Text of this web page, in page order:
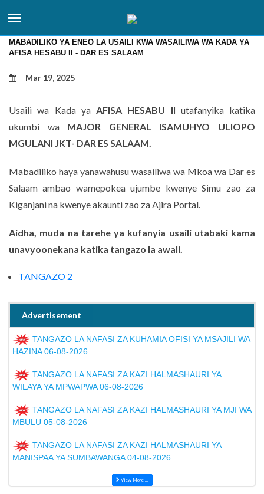
Advertisement
TANGAZO LA NAFASI ZA KUHAMIA OFISI YA MSAJILI WA
HAZINA 06-08-2026
TANGAZO LA NAFASI ZA KAZI HALMASHAURI YA
WILAYA YA MPWAPWA 06-08-2026
TANGAZO LA NAFASI ZA KAZI HALMASHAURI YA MJI WA
MBULU 05-08-2026
TANGAZO LA NAFASI ZA KAZI HALMASHAURI YA
MANISPAA YA SUMBAWANGA 04-08-2026
View More ...
MABADILIKO YA ENEO LA USAILI KWA WASAILIWA WA KADA YA
AFISA HESABU II - DAR ES SALAAM
Mar 19, 2025
Usaili wa Kada ya AFISA HESABU II utafanyika katika
ukumbi wa MAJOR GENERAL ISAMUHYO ULIOPO
MGULANI JKT- DAR ES SALAAM.
Mabadiliko haya yanawahusu wasailiwa wa Mkoa wa Dar es
Salaam ambao wamepokea ujumbe kwenye Simu zao za
Kiganjani na kwenye akaunti zao za Ajira Portal.
Aidha, muda na tarehe ya kufanyia usaili utabaki kama
unavyoonekana katika tangazo la awali.
TANGAZO 2